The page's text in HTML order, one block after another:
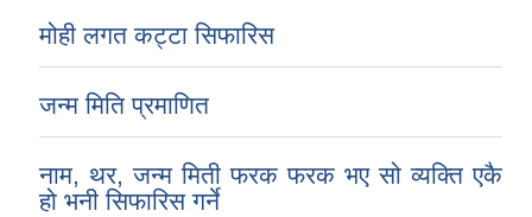
मोही लगत कट्टा सिफारिस
जन्म मिति प्रमाणित
नाम, थर, जन्म मिती फरक फरक भए सो व्यक्ति एकै
हो भनी सिफारिस गर्ने